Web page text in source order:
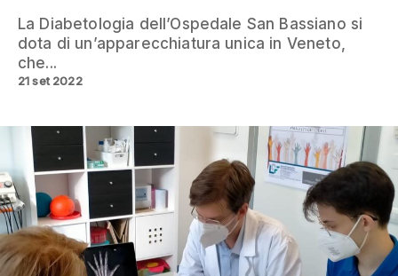
La Diabetologia dell’Ospedale San Bassiano si
dota di un’apparecchiatura unica in Veneto,
che...
21 set 2022